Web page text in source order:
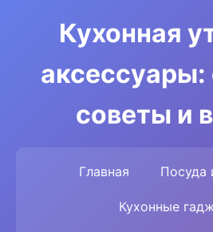
Кухонная
советы и
Главная Посуда
Кухонные